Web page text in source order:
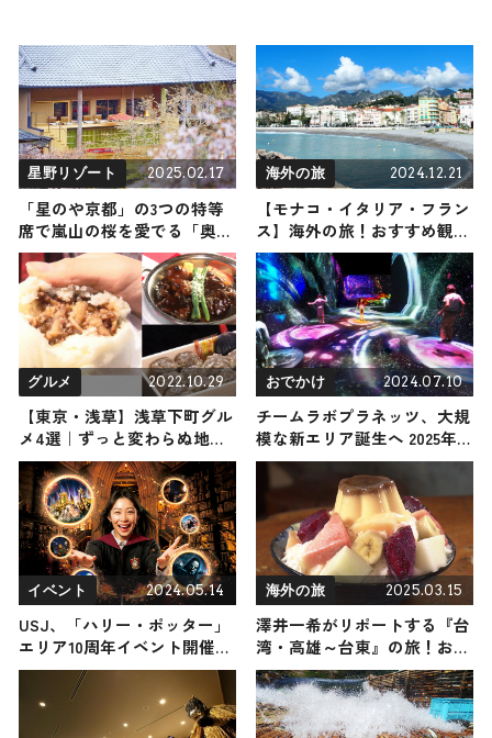
星野リゾート 2025.02.17
「星のや京都」の3つの特等
席で嵐山の桜を愛でる「奥嵐
山の花見滞在」が3月25日か
らスタート！
海外の旅 2024.12.21
【モナコ・イタリア・フラン
ス】海外の旅！おすすめ観光
スポットやグルメをリポート
2024年12月21日放送
グルメ 2022.10.29
【東京・浅草】浅草下町グル
メ4選｜ずっと変わらぬ地元
の味をご紹介
おでかけ 2024.07.10
チームラボプラネッツ、大規
模な新エリア誕生へ 2025年
初頭を予定
イベント 2024.05.14
USJ、「ハリー・ポッター」
エリア10周年イベント開催
ホグワーツ城内部探索も復活
海外の旅 2025.03.15
澤井一希がリポートする『台
湾・高雄～台東』の旅！おす
すめ観光スポットやグルメを
紹介 2025年3月15日放送